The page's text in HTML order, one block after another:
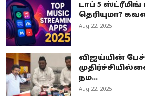
டாப் 5 ஸ்ட்ரீமிங்
தெரியுமா?
Aug 22, 2025
விஜய்யின்
நம...
Aug 22, 2025